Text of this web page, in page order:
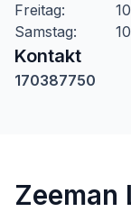
Freitag:
Samstag:
Kontakt
170387750
Zeeman